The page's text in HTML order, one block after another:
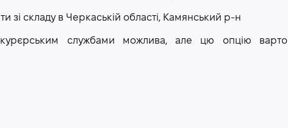
зі складу в Черкаській області, Камянський р-н
службами можлива, але цю опцію варто